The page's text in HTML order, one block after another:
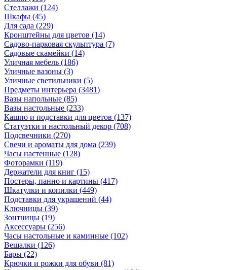
Стеллажи (124)
Шкафы (45)
Для сада (229)
Кронштейны для цветов (14)
Садово-парковая скульптура (7)
Садовые скамейки (14)
Уличная мебель (186)
Уличные вазоны (3)
Уличные светильники (5)
Предметы интерьера (3481)
Вазы напольные (85)
Вазы настольные (233)
Кашпо и подставки для цветов (137)
Статуэтки и настольный декор (708)
Подсвечники (270)
Свечи и ароматы для дома (239)
Часы настенные (128)
Фоторамки (119)
Держатели для книг (15)
Постеры, панно и картины (417)
Шкатулки и копилки (449)
Подставки для украшений (44)
Ключницы (39)
Зонтницы (19)
Аксессуары (256)
Часы настольные и каминные (102)
Вешалки (126)
Бары (22)
Крючки и рожки для обуви (81)